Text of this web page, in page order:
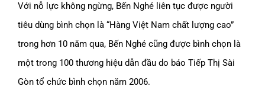
Với nỗ lực không ngừng, Bến Nghé liên tục được người
tiêu dùng bình chọn là “Hàng Việt Nam chất lượng cao”
trong hơn 10 năm qua, Bến Nghé cũng được bình chọn là
một trong 100 thương hiệu dẫn đầu do báo Tiếp Thị Sài
Gòn tổ chức bình chọn năm 2006.